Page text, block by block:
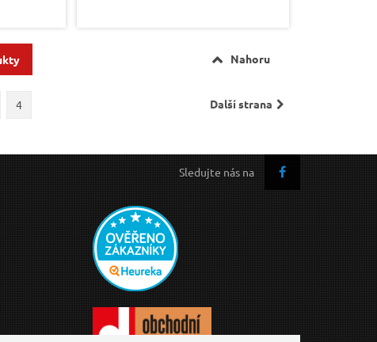
Nahoru
Další strana
4
Sledujte nás na